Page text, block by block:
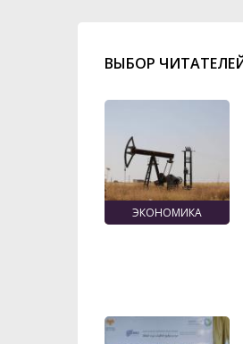
ВЫБОР
ЭКОНОМИКА